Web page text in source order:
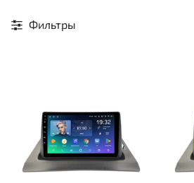
Фильтры